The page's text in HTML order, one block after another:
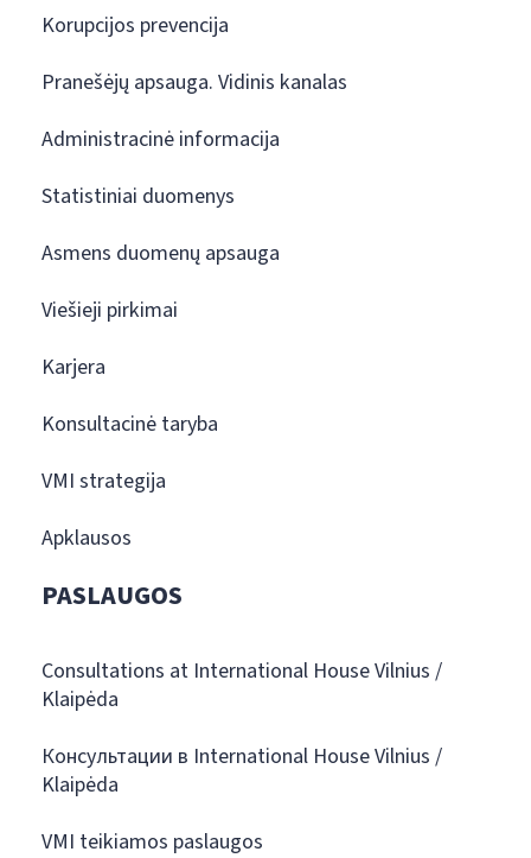
Korupcijos prevencija
Pranešėjų apsauga. Vidinis kanalas
Administracinė informacija
Statistiniai duomenys
Asmens duomenų apsauga
Viešieji pirkimai
Karjera
Konsultacinė taryba
VMI strategija
Apklausos
PASLAUGOS
Consultations at International House Vilnius /
Klaipėda
Консультации в International House Vilnius /
Klaipėda
VMI teikiamos paslaugos